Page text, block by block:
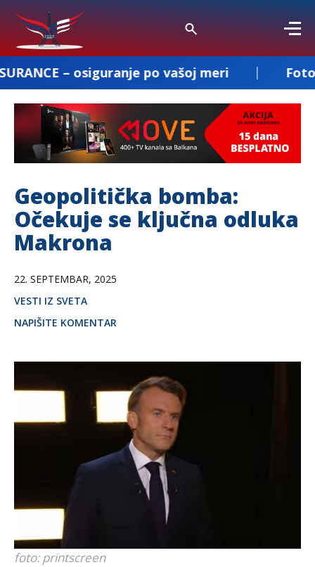
po vašoj meri Fotografisanje i
Geopolitička bomba:
Očekuje se ključna odluka
Makrona
22. SEPTEMBAR, 2025
VESTI IZ SVETA
NAPIŠITE KOMENTAR
foto: printscreen